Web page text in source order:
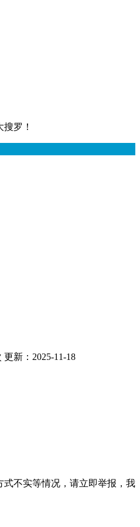
罗！
更新： 2025-11-18
不实等情况，请立即举报，我